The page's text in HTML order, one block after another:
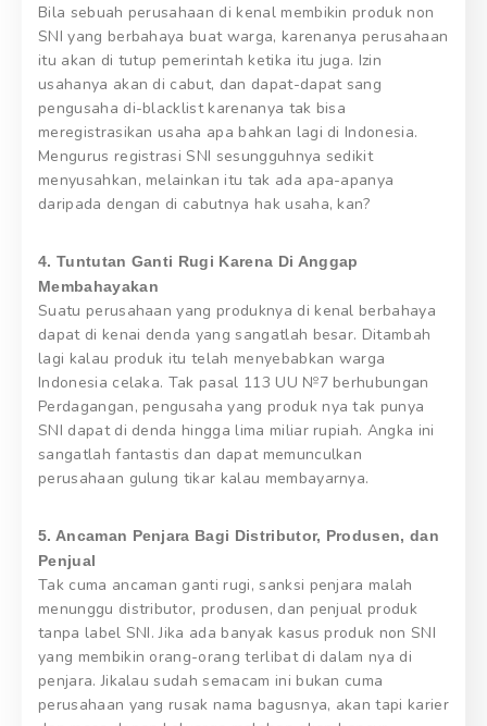
Bila sebuah perusahaan di kenal membikin produk non
SNI yang berbahaya buat warga, karenanya perusahaan
itu akan di tutup pemerintah ketika itu juga. Izin
usahanya akan di cabut, dan dapat-dapat sang
pengusaha di-blacklist karenanya tak bisa
meregistrasikan usaha apa bahkan lagi di Indonesia.
Mengurus registrasi SNI sesungguhnya sedikit
menyusahkan, melainkan itu tak ada apa-apanya
daripada dengan di cabutnya hak usaha, kan?
4. Tuntutan Ganti Rugi Karena Di Anggap
Membahayakan
Suatu perusahaan yang produknya di kenal berbahaya
dapat di kenai denda yang sangatlah besar. Ditambah
lagi kalau produk itu telah menyebabkan warga
Indonesia celaka. Tak pasal 113 UU №7 berhubungan
Perdagangan, pengusaha yang produk nya tak punya
SNI dapat di denda hingga lima miliar rupiah. Angka ini
sangatlah fantastis dan dapat memunculkan
perusahaan gulung tikar kalau membayarnya.
5. Ancaman Penjara Bagi Distributor, Produsen, dan
Penjual
Tak cuma ancaman ganti rugi, sanksi penjara malah
menunggu distributor, produsen, dan penjual produk
tanpa label SNI. Jika ada banyak kasus produk non SNI
yang membikin orang-orang terlibat di dalam nya di
penjara. Jikalau sudah semacam ini bukan cuma
perusahaan yang rusak nama bagusnya, akan tapi karier